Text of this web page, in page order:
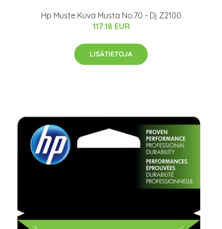
Hp Muste Kuva Musta No.70 - Dj Z2100
117.18 EUR
LISÄTIETOJA